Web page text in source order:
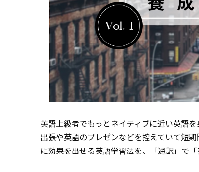
英語上級者でもっとネイティブに近い英語
出張や英語のプレゼンなどを控えていて短
に効果を出せる英語学習法を、「通訳」で